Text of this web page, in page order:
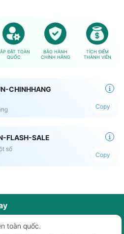
ĐẶT TOÀN
QUỐC
BẢO HÀNH
CHÍNH HÃNG
TÍCH ĐIỂM
THÀNH VIÊN
CHINHHANG
Copy
FLASH-SALE
số
Copy
toàn quốc.